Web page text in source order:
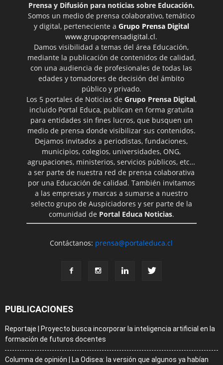
Prensa y Difusión para noticias sobre Educación.
Somos un medio de prensa colaborativo, temático
y digital, perteneciente a Grupo Prensa Digital
www.grupoprensadigital.cl.
Damos visibilidad a temas del área Educación,
mediante la publicación de contenidos de calidad,
con una audiencia de profesionales de todas las
edades y tomadores de decisión del ámbito
público y privado.
Los 5 portales de Noticias de Grupo Prensa Digital,
incluido Portal Educa, publican en forma gratuita
para entidades sin fines lucros, que busquen un
medio de prensa donde visibilizar sus contenidos.
Dejamos invitados a periodistas, fundaciones,
municipios, colegios, universidades, ONG,
agrupaciones, ministerios, servicios públicos, etc…
a ser parte de nuestra red de prensa colaborativa
por una Educación de calidad. También invitamos
a las empresas y marcas a sumarse a nuestro
selecto grupo de Auspiciadores y ser parte de la
comunidad de Portal Educa Noticias.
Contáctanos: prensa@portaleduca.cl
PUBLICACIONES
Reportaje | Proyecto busca incorporar la inteligencia artificial en la
formación de futuros docentes
Columna de opinión | La Odisea: la versión que algunos ya habían